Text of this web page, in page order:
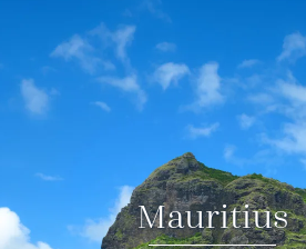
Mauritius